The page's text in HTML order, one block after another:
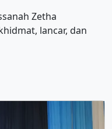
Zetha
lancar, dan